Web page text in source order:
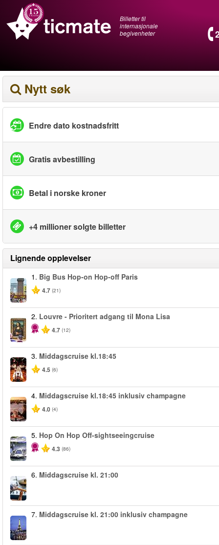
Billetter til
internasjonale
begivenheter
Nytt søk
Endre dato kostnadsfritt
Gratis avbestilling
Betal i norske kroner
+4 millioner solgte billetter
Lignende opplevelser
1. Big Bus Hop-on Hop-off Paris
4.7 (21)
2. Louvre - Prioritert adgang til Mona Lisa
4.7 (12)
3. Middagscruise kl.18:45
4.5 (6)
4. Middagscruise kl.18:45 inklusiv champagne
4.0 (4)
5. Hop On Hop Off-sightseeingcruise
4.3 (86)
6. Middagscruise kl. 21:00
7. Middagscruise kl. 21:00 inklusiv champagne